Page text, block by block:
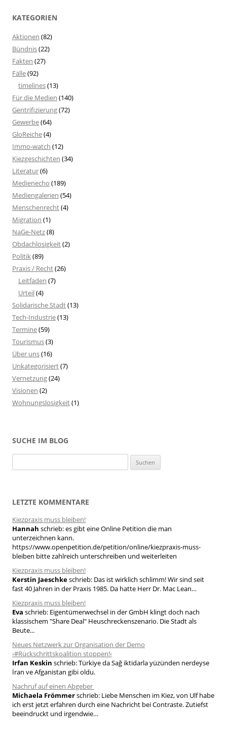
KATEGORIEN
Aktionen (82)
Bündnis(22)
Fakten (27)
Fälle(92)
timelines(13)
Für die Medien (140)
Gentrifizierung(72)
Gewerbe(64)
GloReiche(4)
Immo-watch (12)
Kiezgeschichten (34)
Literatur(6)
Medienecho (189)
Mediengalerien (54)
Menschenrecht(4)
Migration (1)
NaGe-Netz(8)
Obdachlosigkeit(2)
Politik(89)
Praxis / Recht(26)
Leitfaden (7)
Urteil(4)
Solidarische Stadt(13)
Tech-Industrie(13)
Termine(59)
Tourismus(3)
Über uns(16)
Unkategorisiert(7)
Vernetzung(24)
Visionen (2)
Wohnungslosigkeit(1)
SUCHE IM BLOG
u
n
n
a
c
h
:
LETZTE KOMMENTARE
Kiezpraxis muss bleiben!
Hannah schrieb:es gibt eine Online Petition die man
unterzeichnen kann.
https://www.openpetition.de/petition/online/kiezpraxis-muss-
bleiben bitte zahlreich unterschreiben und weiterleiten
Kiezpraxis muss bleiben!
Kerstin Jaeschkeschrieb: Das ist wirklich schlimm! Wir sind seit
fast 40 Jahren in der Praxis 1985. Da hatte Herr Dr. Mac Lean…
Kiezpraxis muss bleiben!
Eva schrieb: Eigentümerwechsel in der GmbH klingt doch nach
klassischem "Share Deal" Heuschreckenszenario. Die Stadt als
Beute...
Neues Netzwerk zur Organisation der Demo
›#Rückschrittskoalition stoppen!‹
Irfan Keskin schrieb:Türkiye da Sağ iktidarla yüzünden nerdeyse
İran ve Afganistan gibi oldu.
Nachruf auf einen Abgeber
Michaela Frömmerschrieb: Liebe Menschen im Kiez, von Ulf habe
ich erst jetzt erfahren durch eine Nachricht bei Contraste. Zutiefst
beeindruckt und irgendwie…